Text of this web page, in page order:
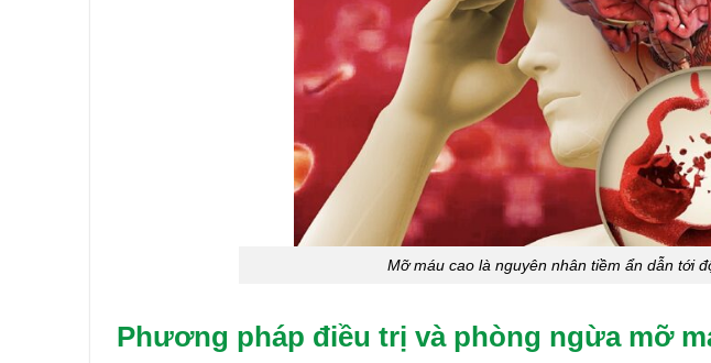
Mỡ máu cao là nguyên nhân tiềm ẩn dẫn tới
Phương pháp điều trị và phòng ngừa mỡ